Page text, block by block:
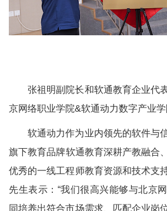
张祖明副院长和软通教育企业代
京网络职业学院&软通动力数字产业学
软通动力作为业内领先的软件与
旗 下教育品牌软通教育深耕产教融合
优秀的一线工程师教育资源和技术支
先生表示：“我们很高兴能够与北京
同培养出符合市场需求、匹配企业岗